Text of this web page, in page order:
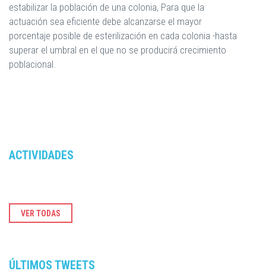
estabilizar la población de una colonia, Para que la
actuación sea eficiente debe alcanzarse el mayor
porcentaje posible de esterilización en cada colonia -hasta
superar el umbral en el que no se producirá crecimiento
poblacional.
ACTIVIDADES
VER TODAS
ÚLTIMOS TWEETS